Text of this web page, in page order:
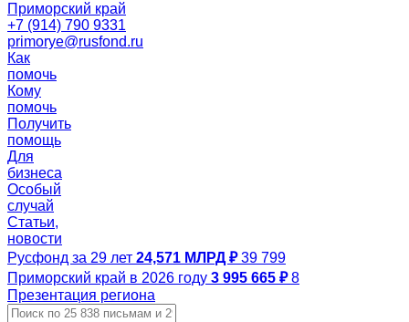
Приморский край
+7 (914) 790 9331
primorye@rusfond.ru
Как
помочь
Кому
помочь
Получить
помощь
Для
бизнеса
Особый
случай
Статьи,
новости
Русфонд за 29 лет 24,571 МЛРД ₽ 39 799
Приморский край в 2026 году 3 995 665 ₽ 8
Презентация региона